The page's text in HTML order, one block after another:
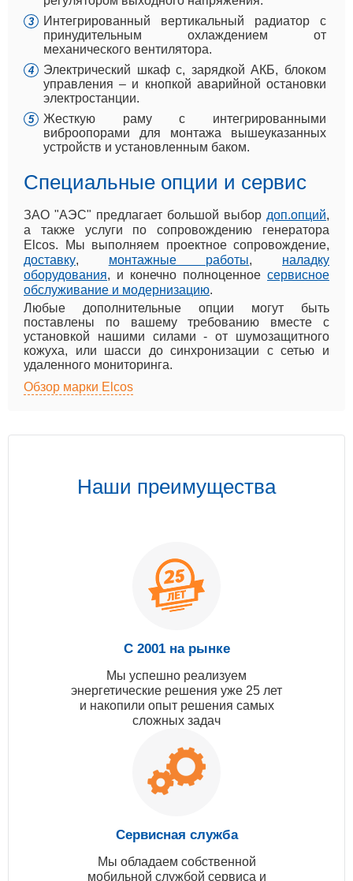
Интегрированный вертикальный радиатор с
принудительным охлаждением от
механического вентилятора.
Электрический шкаф с, зарядкой АКБ, блоком
управления – и кнопкой аварийной остановки
электростанции.
Жесткую раму с интегрированными
виброопорами для монтажа вышеуказанных
устройств и установленным баком.
Специальные опции и сервис
ЗАО "АЭС" предлагает большой выбор доп.опций,
а также услуги по сопровождению генератора
Elcos. Мы выполняем проектное сопровождение,
доставку, монтажные работы, наладку
оборудования, и конечно полноценное сервисное
обслуживание и модернизацию.
Любые дополнительные опции могут быть
поставлены по вашему требованию вместе с
установкой нашими силами - от шумозащитного
кожуха, или шасси до синхронизации с сетью и
удаленного мониторинга.
Обзор марки Elcos
Наши преимущества
С 2001 на рынке
Мы успешно реализуем
энергетические решения уже 25 лет
и накопили опыт решения самых
сложных задач
Сервисная служба
Мы обладаем собственной
мобильной службой сервиса и